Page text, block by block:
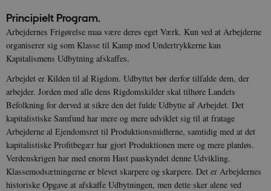
Principielt Program.
Arbejdernes Frigørelse maa være deres eget Værk. Kun ved at Arbejderne
organiserer sig som Klasse til Kamp mod Undertrykkerne kan
Kapitalismens Udbytning afskaffes.
Arbejdet er Kilden til al Rigdom. Udbyttet bør derfor tilfalde dem, der
arbejder. Jorden med alle dens Rigdomskilder skal tilhøre Landets
Befolkning for derved at sikre den det fulde Udbytte af Arbejdet. Det
kapitalistiske Samfund har mere og mere udviklet sig til at fratage
Arbejderne al Ejendomsret til Produktionsmidlerne, samtidig med at det
kapitalistiske Profitbegær har gjort Produktionen mere og mere planløs.
Verdenskrigen har med enorm Hast paaskyndet denne Udvikling.
Klassemodsætningerne er blevet skarpere og skarpere. Det er Arbejdernes
historiske Opgave at afskaffe Udbytningen, men dette sker alene ved